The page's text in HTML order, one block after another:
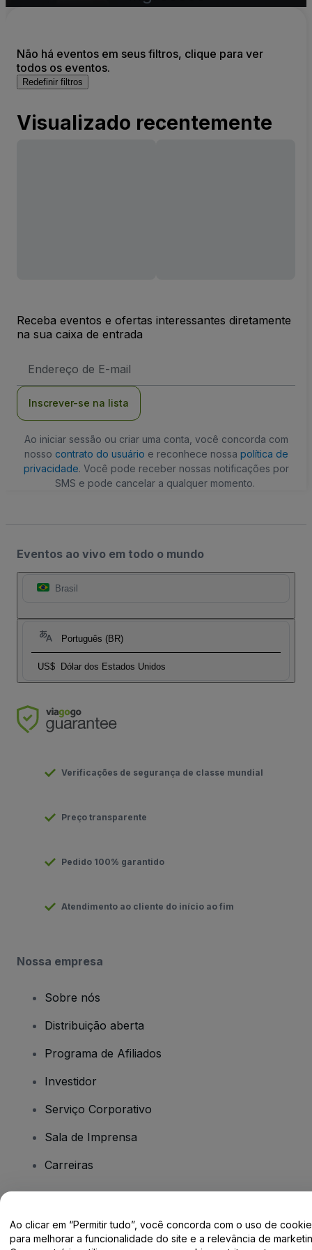
Não há eventos em seus filtros, clique para ver
todos os eventos.
Redefinir filtros
Visualizado recentemente
Receba eventos e ofertas interessantes diretamente
na sua caixa de entrada
de
Inscrever-se na lista
Ao iniciar sessão ou criar uma conta, você concorda com
nosso contrato do usuário e reconhece nossa política de
privacidade. Você pode receber nossas notificações por
SMS e pode cancelar a qualquer momento.
Eventos ao vivo em todo o mundo
Brasil
Português (BR)
US$ Dólar dos Estados Unidos
Verificações de segurança de classe mundial
Preço transparente
Pedido 100% garantido
Atendimento ao cliente do início ao fim
Nossa empresa
Sobre nós
Distribuição aberta
Programa de Afiliados
Investidor
Serviço Corporativo
Sala de Imprensa
Carreiras
Ao clicar em “Permitir tudo”, você concorda com o uso de
para melhorar a funcionalidade do site e a relevância de